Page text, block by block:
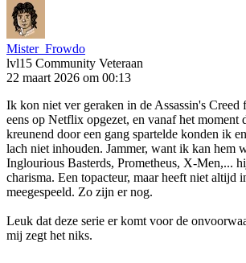
Mister_Frowdo
lvl15 Community Veteraan
22 maart 2026 om 00:13
Ik kon niet ver geraken in de Assassin's
eens op Netflix opgezet, en vanaf het moment
kreunend door een gang spartelde konden ik
lach niet inhouden. Jammer, want ik kan hem
Inglourious Basterds, Prometheus, X-Men,...
charisma. Een topacteur, maar heeft niet altijd
meegespeeld. Zo zijn er nog.
Leuk dat deze serie er komt voor de
mij zegt het niks.